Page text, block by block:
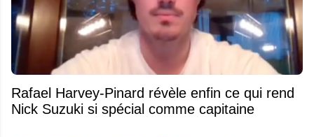
Rafael Harvey-Pinard révèle enfin ce qui rend
Nick Suzuki si spécial comme capitaine